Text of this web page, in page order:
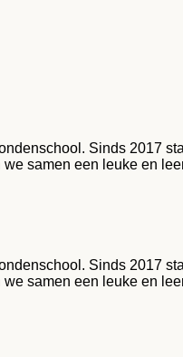
Sinds 2017
samen een leuke en
Sinds 2017
samen een leuke en